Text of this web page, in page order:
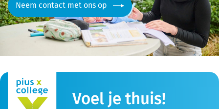
Neem contact met ons op
Voel je thuis!